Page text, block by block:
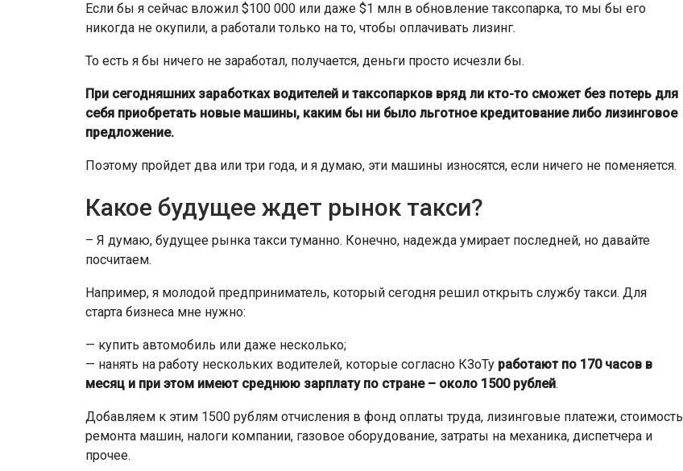
Если бы я сейчас вложил $100 000 или даже $1 млн в обновление таксопарка, то мы бы его
никогда не окупили, а работали только на то, чтобы оплачивать лизинг.
То есть я бы ничего не заработал, получается, деньги просто исчезли бы.
При сегодняшних заработках водителей и таксопарков вряд ли кто-то сможет без потерь для
себя приобретать новые машины, каким бы ни было льготное кредитование либо лизинговое
предложение.
Поэтому пройдет два или три года, и я думаю, эти машины износятся, если ничего не поменяется.
Какое будущее ждет рынок такси?
– Я думаю, будущее рынка такси туманно. Конечно, надежда умирает последней, но давайте
посчитаем.
Например, я молодой предприниматель, который сегодня решил открыть службу такси. Для
старта бизнеса мне нужно:
— купить автомобиль или даже несколько;
— нанять на работу нескольких водителей, которые согласно КЗоТу работают по 170 часов в
месяц и при этом имеют среднюю зарплату по стране – около 1500 рублей.
Добавляем к этим 1500 рублям отчисления в фонд оплаты труда, лизинговые платежи, стоимость
ремонта машин, налоги компании, газовое оборудование, затраты на механика, диспетчера и
прочее.